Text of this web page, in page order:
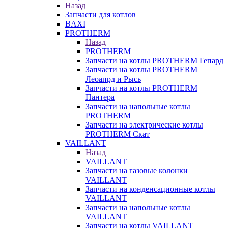
Назад
Запчасти для котлов
BAXI
PROTHERM
Назад
PROTHERM
Запчасти на котлы PROTHERM Гепард
Запчасти на котлы PROTHERM
Леоапрд и Рысь
Запчасти на котлы PROTHERM
Пантера
Запчасти на напольные котлы
PROTHERM
Запчасти на электрические котлы
PROTHERM Скат
VAILLANT
Назад
VAILLANT
Запчасти на газовые колонки
VAILLANT
Запчасти на конденсационные котлы
VAILLANT
Запчасти на напольные котлы
VAILLANT
Запчасти на котлы VAILLANT